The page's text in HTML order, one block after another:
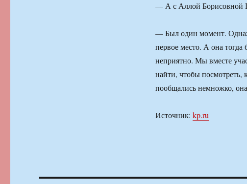
— А с Аллой Борисовной
— Был один момент.
первое место. А она
неприятно. Мы вместе
найти, чтобы посмотреть,
пообщались немножко,
Источник: kp.ru